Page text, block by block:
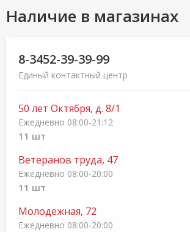
Наличие в магазинах
8-3452-39-39-99
Единый контактный центр
50 лет Октября, д. 8/1
Ежедневно 08:00-21:12
11 шт
Ветеранов труда, 47
Ежедневно 08:00-20:00
11 шт
Молодежная, 72
Ежедневно 08:00-20:00